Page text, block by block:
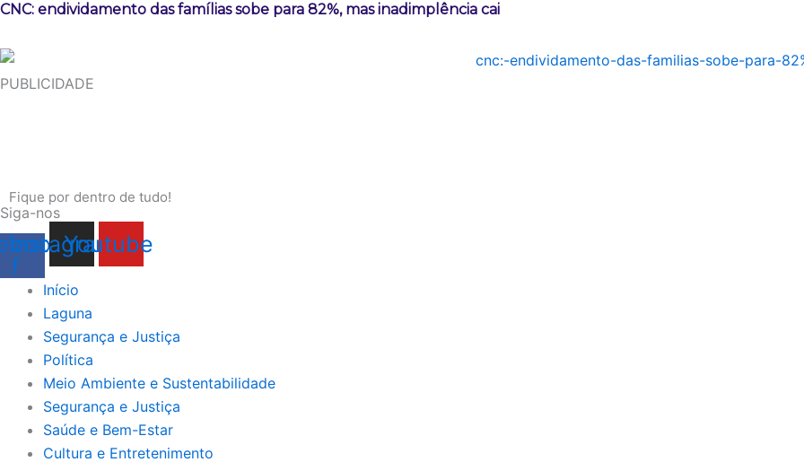
CNC: endividamento das famílias sobe para 82%, mas inadimplência cai
PUBLICIDADE
Fique por dentro de tudo!
Siga-nos
f
Instagram
Youtube
Início
Laguna
Segurança e Justiça
Política
Meio Ambiente e Sustentabilidade
Segurança e Justiça
Saúde e Bem-Estar
Cultura e Entretenimento